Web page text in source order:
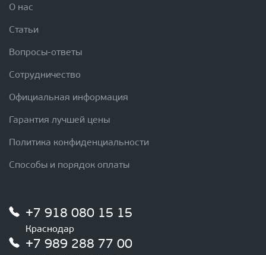
О нас
Статьи
Вопросы-ответы
Сотрудничество
Официальная информация
Гарантия лучшей цены
Политика конфиденциальности
Способы и порядок оплаты
+7 918 080 15 15
Краснодар
+7 989 288 77 00